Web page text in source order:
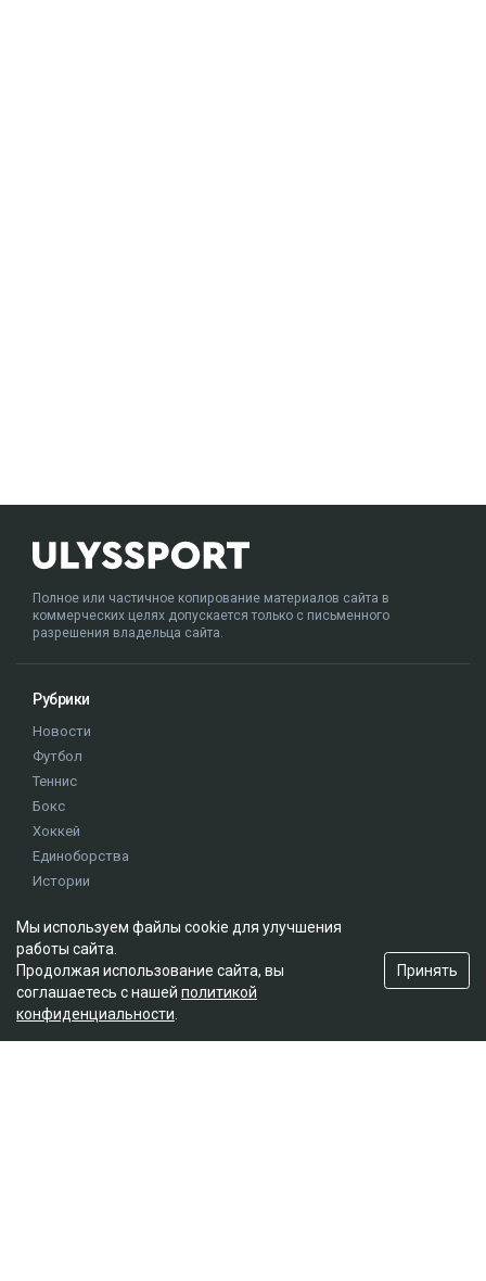
Полное или частичное копирование материалов сайта в
коммерческих целях допускается только с письменного
разрешения владельца сайта.
Рубрики
Новости
Футбол
Теннис
Бокс
Хоккей
Единоборства
Истории
Редакция
О проекте
Правила сайта
Мы используем файлы cookie для улучшения
работы сайта.
Продолжая использование сайта, вы
соглашаетесь с нашей политикой
конфиденциальности
Принять